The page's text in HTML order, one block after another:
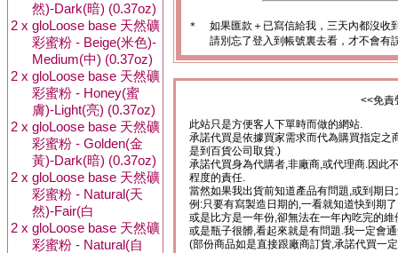
然)-Dark(暗) (0.37oz)
2 x gloLoose base 天然礦
彩蜜粉 - Beige(米色)-
Medium(中) (0.37oz)
2 x gloLoose base 天然礦
彩蜜粉 - Honey(蜜
膚)-Light(亮) (0.37oz)
2 x gloLoose base 天然礦
彩蜜粉 - Golden(金
黃)-Dark(暗) (0.37oz)
2 x gloLoose base 天然礦
彩蜜粉 - Natural(天
然)-Fair(白
2 x gloLoose base 天然礦
彩蜜粉 - Natural(自
＊
如果匯款＋已寫信給我，三天內都沒收
請別忘了登入到帳號裏去看，才不會有
<<免責
此站只是方便客人下單時而做的網站.
承諾代買是依據買家需求而代為購買指定之
是到百貨公司取貨.)
承諾代買身為代購者,非廠商,或代理商.因此
程度的責任.
當然如果我出貨前知道產品有問題,或到期
例:只要有寫製造日期的,一看就知道快到期
或是比方是一年份,卻無法在一年內吃完的維
或是瓶子很髒,看起來就是有問題.我一定會
(部份商品如是直接跟廠商訂貨,承諾代買一